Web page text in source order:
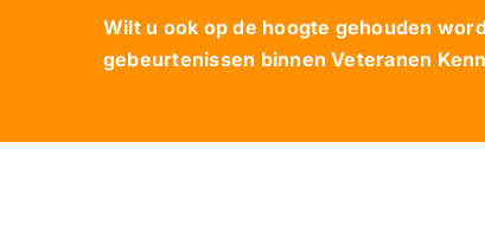
Wilt u ook op de hoogte gehouden
gebeurtenissen binnen Veteranen